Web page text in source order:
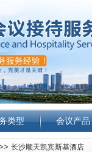
类型 会议产品
长沙顺天凯宾斯基酒店